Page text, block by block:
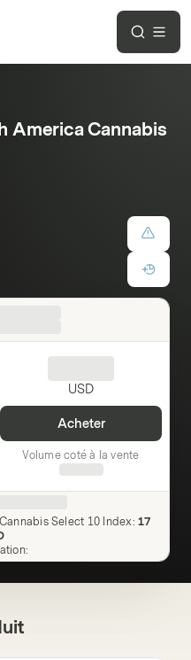
America Cannabis
USD
Acheter
Volume coté à la vente
Select 10 Index: 17
: